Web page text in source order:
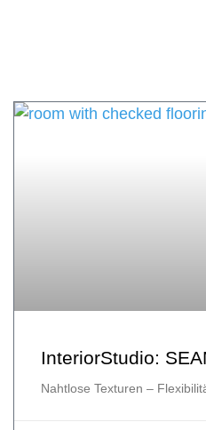
InteriorStudio:
Nahtlose Texturen –